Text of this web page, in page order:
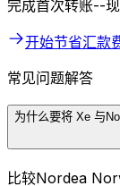
完成首次转账--
开始节省汇款
常见问题解答
为什么要将 Xe 与
比较Nordea